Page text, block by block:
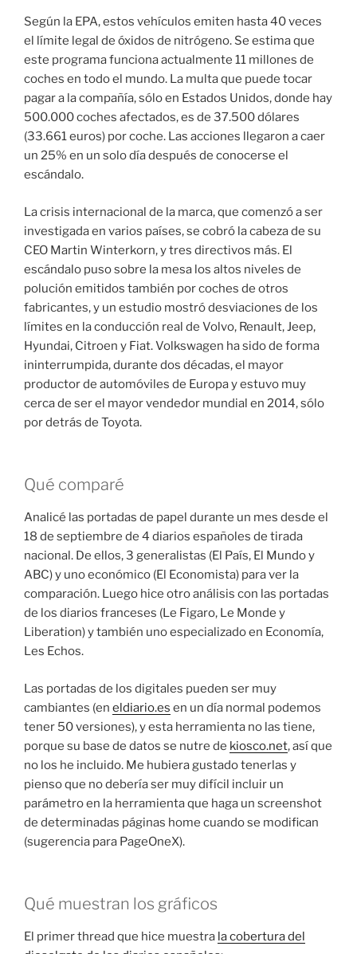
Según la EPA, estos vehículos emiten hasta 40 veces
el límite legal de óxidos de nitrógeno. Se estima que
este programa funciona actualmente 11 millones de
coches en todo el mundo. La multa que puede tocar
pagar a la compañía, sólo en Estados Unidos, donde hay
500.000 coches afectados, es de 37.500 dólares
(33.661 euros) por coche. Las acciones llegaron a caer
un 25% en un solo día después de conocerse el
escándalo.
La crisis internacional de la marca, que comenzó a ser
investigada en varios países, se cobró la cabeza de su
CEO Martin Winterkorn, y tres directivos más. El
escándalo puso sobre la mesa los altos niveles de
polución emitidos también por coches de otros
fabricantes, y un estudio mostró desviaciones de los
límites en la conducción real de Volvo, Renault, Jeep,
Hyundai, Citroen y Fiat. Volkswagen ha sido de forma
ininterrumpida, durante dos décadas, el mayor
productor de automóviles de Europa y estuvo muy
cerca de ser el mayor vendedor mundial en 2014, sólo
por detrás de Toyota.
Qué comparé
Analicé las portadas de papel durante un mes desde el
18 de septiembre de 4 diarios españoles de tirada
nacional. De ellos, 3 generalistas (El País, El Mundo y
ABC) y uno económico (El Economista) para ver la
comparación. Luego hice otro análisis con las portadas
de los diarios franceses (Le Figaro, Le Monde y
Liberation) y también uno especializado en Economía,
Les Echos.
Las portadas de los digitales pueden ser muy
cambiantes (en eldiario.es en un día normal podemos
tener 50 versiones), y esta herramienta no las tiene,
porque su base de datos se nutre de kiosco.net, así que
no los he incluido. Me hubiera gustado tenerlas y
pienso que no debería ser muy difícil incluir un
parámetro en la herramienta que haga un screenshot
de determinadas páginas home cuando se modifican
(sugerencia para PageOneX).
Qué muestran los gráficos
El primer thread que hice muestra la cobertura del